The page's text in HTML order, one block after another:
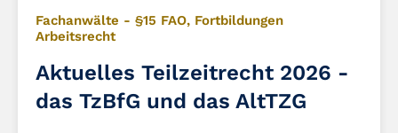
Fachanwälte - §15 FAO, Fortbildungen
Arbeitsrecht
Aktuelles Teilzeitrecht 2026 -
das TzBfG und das AltTZG